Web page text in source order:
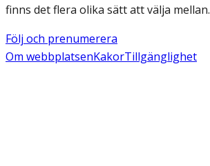
finns det flera olika sätt att välja mellan.
Följ och prenumerera
Om webbplatsenKakorTillgänglighet